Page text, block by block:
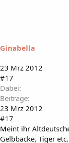
Ginabella
23 Mrz 2012
#17
Dabei
Beiträge
23 Mrz 2012
#17
Meint ihr
Gelbbacke, Tiger